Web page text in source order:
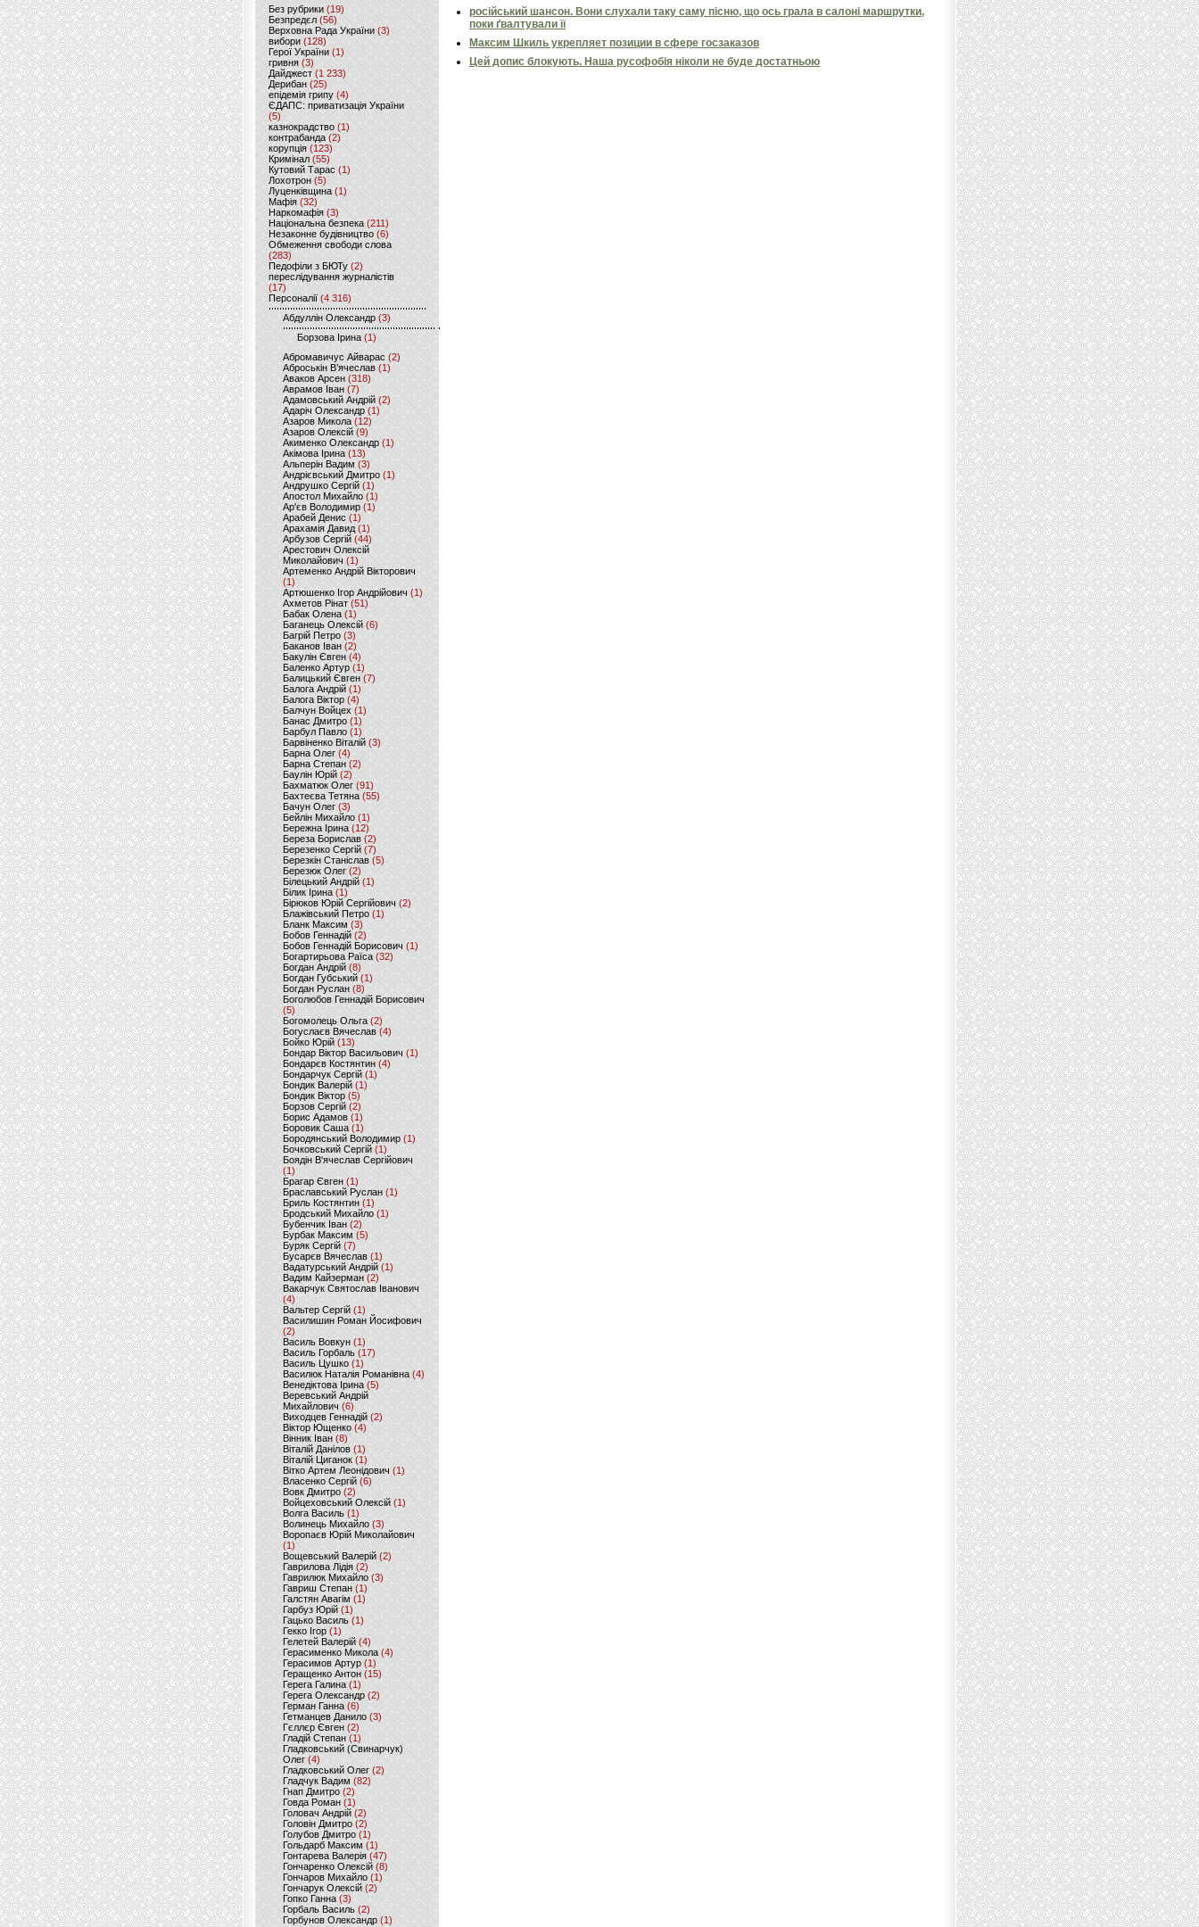
Без рубрики (19)
Безпредєл(56)
Верховна Рада України (3)
вибори(128)
Герої України(1)
гривня (3)
Дайджест (1 233)
Дерибан (25)
епідемія грипу (4)
ЄДАПС: приватизація України
(5)
казнокрадство (1)
контрабанда (2)
корупція (123)
Кримінал (55)
Кутовий Тарас (1)
Лохотрон(5)
Луценківщина (1)
Мафія (32)
Наркомафія (3)
Національна безпека (211)
Незаконне будівництво(6)
Обмеження свободи слова
(283)
Педофіли з БЮТу (2)
переслідування журналістів
(17)
Персоналії (4 316)
Абдуллін Олександр (3)
Борзова Ірина(1)
Абромавичус Айварас (2)
Аброськін В’ячеслав(1)
Аваков Арсен (318)
Аврамов Іван (7)
Адамовський Андрій(2)
Адаріч Олександр (1)
Азаров Микола (12)
Азаров Олексій (9)
Акименко Олександр(1)
Акімова Ірина(13)
Альперін Вадим (3)
Андрієвський Дмитро(1)
Андрушко Сергій(1)
Апостол Михайло(1)
Ар'єв Володимир (1)
Арабей Денис(1)
Арахамія Давид (1)
Арбузов Сергій (44)
Арестович Олексій
Миколайович(1)
Артеменко Андрій Вікторович
(1)
Артюшенко Ігор Андрійович(1)
Ахметов Рінат(51)
Бабак Олена(1)
Баганець Олексій(6)
Багрій Петро (3)
Баканов Іван(2)
Бакулін Євген (4)
Баленко Артур(1)
Балицький Євген(7)
Балога Андрій (1)
Балога Віктор (4)
Балчун Войцех (1)
Банас Дмитро (1)
Барбул Павло(1)
Барвіненко Віталій(3)
Барна Олег (4)
Барна Степан (2)
Баулін Юрій (2)
Бахматюк Олег (91)
Бахтеєва Тетяна(55)
Бачун Олег (3)
Бейлін Михайло (1)
Бережна Ірина(12)
Береза Борислав(2)
Березенко Сергій (7)
Березкін Станіслав (5)
Березюк Олег(2)
Білецький Андрій (1)
Білик Ірина (1)
Бірюков Юрій Сергійович (2)
Блажівський Петро (1)
Бланк Максим(3)
Бобов Геннадій (2)
Бобов Геннадій Борисович (1)
Богартирьова Раїса (32)
Богдан Андрій(8)
Богдан Губський (1)
Богдан Руслан(8)
Боголюбов Геннадій Борисович
(5)
Богомолець Ольга (2)
Богуслаєв Вячеслав (4)
Бойко Юрій (13)
Бондар Віктор Васильович (1)
Бондарєв Костянтин (4)
Бондарчук Сергій(1)
Бондик Валерій (1)
Бондик Віктор(5)
Борзов Сергiй (2)
Борис Адамов(1)
Боровик Саша (1)
Бородянський Володимир (1)
Бочковський Сергій (1)
Боядін В'ячеслав Сергійович
(1)
Брагар Євген (1)
Браславський Руслан (1)
Бриль Костянтин (1)
Бродський Михайло (1)
Бубенчик Іван(2)
Бурбак Максим (5)
Буряк Сергій (7)
Бусарєв Вячеслав (1)
Вадатурський Андрій (1)
Вадим Кайзерман (2)
Вакарчук Святослав Іванович
(4)
Вальтер Сергій (1)
Василишин Роман Йосифович
(2)
Василь Вовкун (1)
Василь Горбаль (17)
Василь Цушко (1)
Василюк Наталія Романівна (4)
Венедіктова Ірина(5)
Веревський Андрій
Михайлович (6)
Виходцев Геннадій (2)
Віктор Ющенко (4)
Вінник Іван (8)
Віталій Данілов (1)
Віталій Циганок (1)
Вітко Артем Леонідович(1)
Власенко Сергій (6)
Вовк Дмитро(2)
Войцеховський Олексій(1)
Волга Василь (1)
Волинець Михайло (3)
Воропаєв Юрій Миколайович
(1)
Вощевський Валерій(2)
Гаврилова Лідія (2)
Гаврилюк Михайло (3)
Гавриш Степан (1)
Галстян Авагім (1)
Гарбуз Юрій (1)
Гацько Василь (1)
Гекко Ігор(1)
Гелетей Валерій (4)
Герасименко Микола (4)
Герасимов Артур (1)
Геращенко Антон(15)
Герега Галина (1)
Герега Олександр (2)
Герман Ганна (6)
Гетманцев Данило (3)
Гєллєр Євген (2)
Гладій Степан(1)
Гладковський (Свинарчук)
Олег (4)
Гладковський Олег (2)
Гладчук Вадим (82)
Гнап Дмитро (2)
Говда Роман(1)
Головач Андрій (2)
Головін Дмитро (2)
Голубов Дмитро (1)
Гольдарб Максим(1)
Гонтарева Валерія (47)
Гончаренко Олексій(8)
Гончаров Михайло (1)
Гончарук Олексій (2)
Гопко Ганна (3)
Горбаль Василь (2)
Горбунов Олександр (1)
російський шансон. Вони слухали таку саму пісню, що ось грала в салоні маршрутки,
поки ґвалтували її
Максим Шкиль укрепляет позиции в сфере госзаказов
Цей допис блокують. Наша русофобія ніколи не буде достатньою